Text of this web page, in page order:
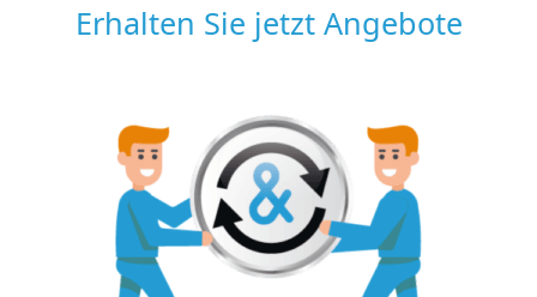
Erhalten Sie jetzt Angebote